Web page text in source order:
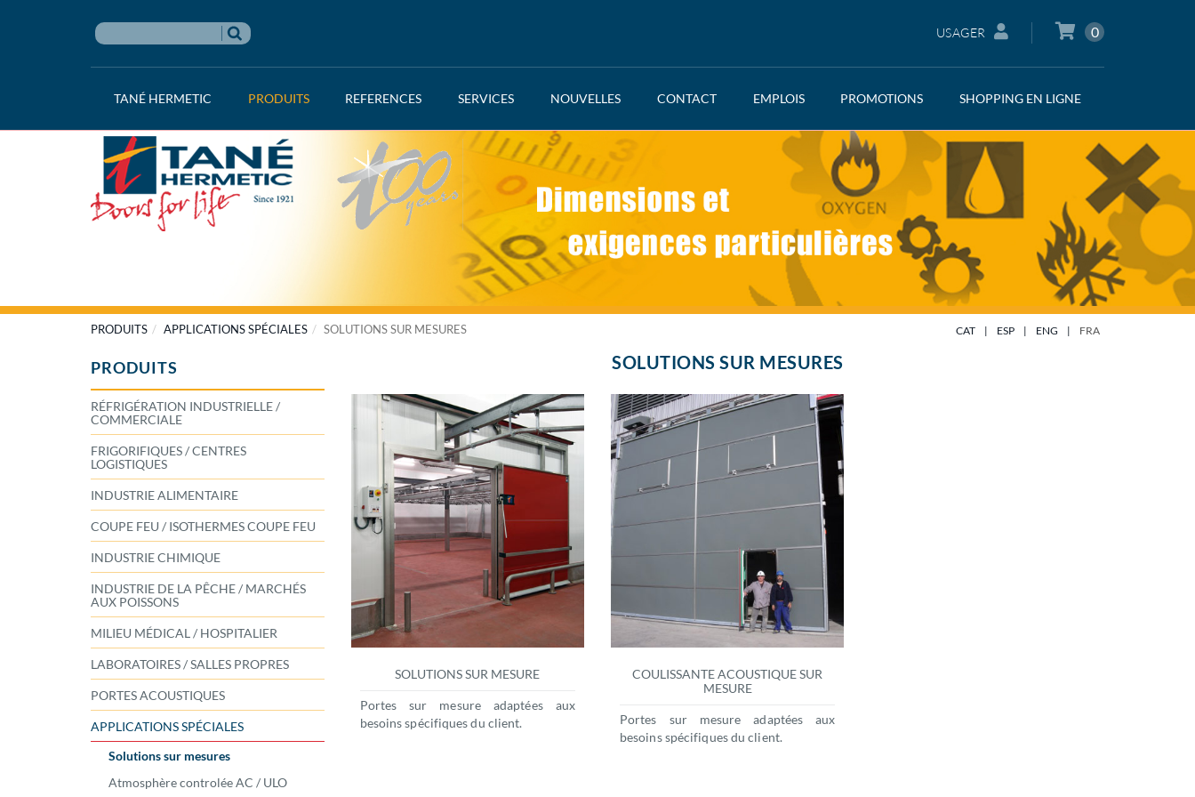
USAGER 0
TANÉ HERMETIC PRODUITS REFERENCES SERVICES NOUVELLES CONTACT EMPLOIS PROMOTIONS SHOPPING EN LIGNE
PRODUITS APPLICATIONS SPÉCIALES SOLUTIONS SUR MESURES CAT | ESP | ENG | FRA
PRODUITS
RÉFRIGÉRATION INDUSTRIELLE /
COMMERCIALE
FRIGORIFIQUES / CENTRES
LOGISTIQUES
INDUSTRIE ALIMENTAIRE
COUPE FEU / ISOTHERMES COUPE FEU
INDUSTRIE CHIMIQUE
INDUSTRIE DE LA PÊCHE / MARCHÉS
AUX POISSONS
MILIEU MÉDICAL / HOSPITALIER
LABORATOIRES / SALLES PROPRES
PORTES ACOUSTIQUES
APPLICATIONS SPÉCIALES
Solutions sur mesures
Atmosphère controlée AC / ULO
SOLUTIONS SUR MESURES
SOLUTIONS SUR MESURE
Portes sur mesure adaptées aux
besoins spécifiques du client.
COULISSANTE ACOUSTIQUE SUR
MESURE
Portes sur mesure adaptées aux
besoins spécifiques du client.